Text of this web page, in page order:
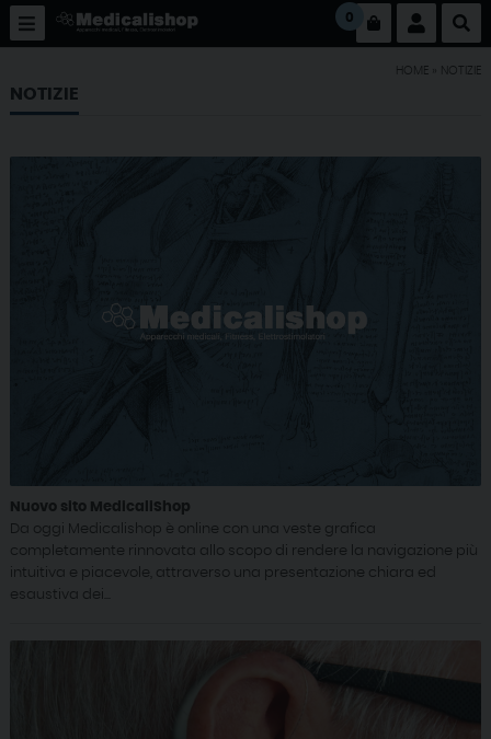
0
HOME » NOTIZIE
NOTIZIE
Nuovo sito MedicaliShop
Da oggi Medicalishop è online con una veste grafica
completamente rinnovata allo scopo di rendere la navigazione più
intuitiva e piacevole, attraverso una presentazione chiara ed
esaustiva dei...